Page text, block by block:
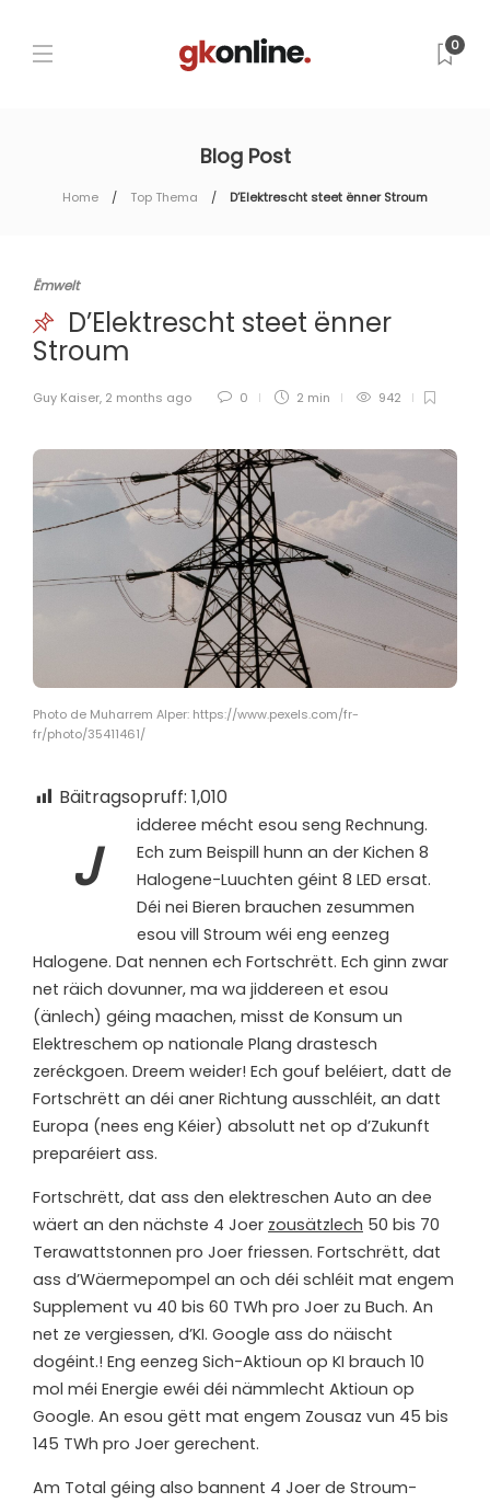
0
Blog Post
Home Top Thema D’Elektrescht steet ënner Stroum
Ëmwelt
D’Elektrescht steet ënner
Stroum
Guy Kaiser, 2 months ago 0 2 min 942
Photo de Muharrem Alper: https://www.pexels.com/fr-
fr/photo/35411461/
Bäitragsopruff: 1,010
J
idderee mécht esou seng Rechnung.
Ech zum Beispill hunn an der Kichen 8
Halogene-Luuchten géint 8 LED ersat.
Déi nei Bieren brauchen zesummen
esou vill Stroum wéi eng eenzeg
Halogene. Dat nennen ech Fortschrëtt. Ech ginn zwar
net räich dovunner, ma wa jiddereen et esou
(änlech) géing maachen, misst de Konsum un
Elektreschem op nationale Plang drastesch
zeréckgoen. Dreem weider! Ech gouf beléiert, datt de
Fortschrëtt an déi aner Richtung ausschléit, an datt
Europa (nees eng Kéier) absolutt net op d’Zukunft
preparéiert ass.
Fortschrëtt, dat ass den elektreschen Auto an dee
wäert an den nächste 4 Joer zousätzlech 50 bis 70
Terawattstonnen pro Joer friessen. Fortschrëtt, dat
ass d’Wäermepompel an och déi schléit mat engem
Supplement vu 40 bis 60 TWh pro Joer zu Buch. An
net ze vergiessen, d’KI. Google ass do näischt
dogéint.! Eng eenzeg Sich-Aktioun op KI brauch 10
mol méi Energie ewéi déi nämmlecht Aktioun op
Google. An esou gëtt mat engem Zousaz vun 45 bis
145 TWh pro Joer gerechent.
Am Total géing also bannent 4 Joer de Stroum-